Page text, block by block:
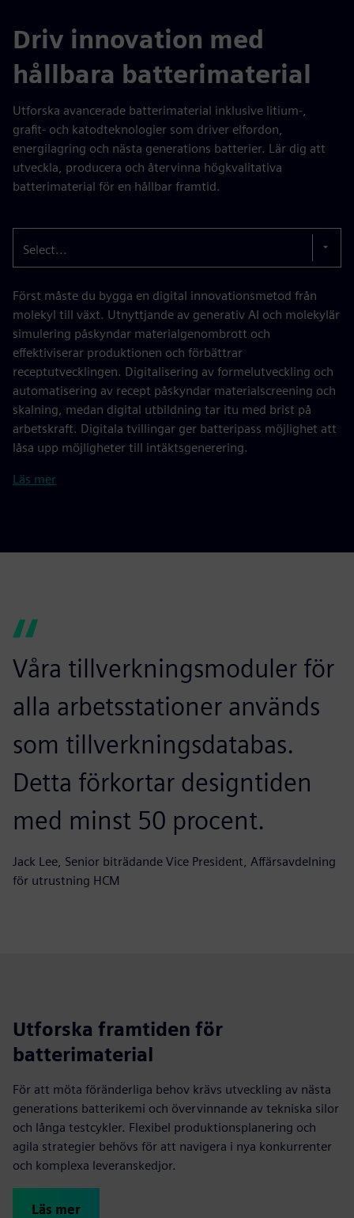
Driv innovation med
hållbara batterimaterial
Utforska avancerade batterimaterial inklusive litium-,
grafit- och katodteknologier som driver elfordon,
energilagring och nästa generations batterier. Lär dig att
utveckla, producera och återvinna högkvalitativa
batterimaterial för en hållbar framtid.
Select...
Först måste du bygga en digital innovationsmetod från
molekyl till växt. Utnyttjande av generativ AI och molekylär
simulering påskyndar materialgenombrott och
effektiviserar produktionen och förbättrar
receptutvecklingen. Digitalisering av formelutveckling och
automatisering av recept påskyndar materialscreening och
skalning, medan digital utbildning tar itu med brist på
arbetskraft. Digitala tvillingar ger batteripass möjlighet att
låsa upp möjligheter till intäktsgenerering.
Läs mer
Våra tillverkningsmoduler för
alla arbetsstationer används
som tillverkningsdatabas.
Detta förkortar designtiden
med minst 50 procent.
Jack Lee, Senior biträdande Vice President, Affärsavdelning
för utrustning HCM
Utforska framtiden för
batterimaterial
För att möta föränderliga behov krävs utveckling av nästa
generations batterikemi och övervinnande av tekniska silor
och långa testcykler. Flexibel produktionsplanering och
agila strategier behövs för att navigera i nya konkurrenter
och komplexa leveranskedjor.
Läs mer